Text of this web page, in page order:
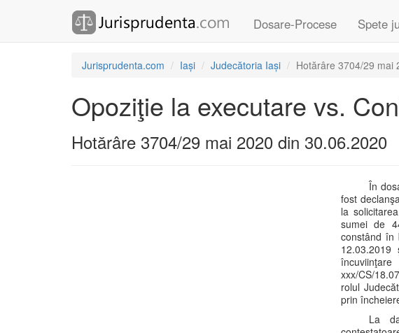
Dosare-Procese Spete
Jurisprudenta.com Iași Judecătoria Iași Hotărâre 3704/29 mai
Opoziţie la executare vs.
Hotărâre 3704/29 mai 2020 din 30.06.2020
În
fost
la
sumei de
constând în
xxx/CS/
rolul
prin
La